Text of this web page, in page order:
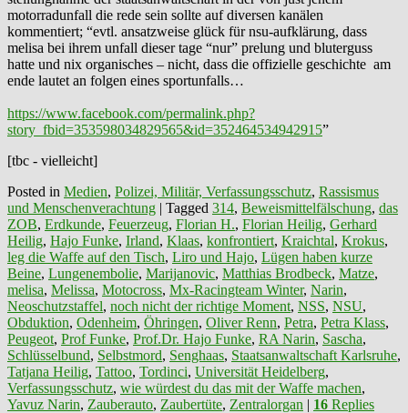
motorradunfall die rede sein sollte auf diversen kanälen
kommentiert; “evtl. ansatzweise glück für nsu-aufklärung, dass
melisa bei ihrem unfall dieser tage “nur” prelung und bluterguss
hatte und nix organisches – nicht, dass die offizielle geschichte am
ende lautet an folgen eines sportunfalls…
https://www.facebook.com/permalink.php?
story_fbid=353598034829565&id=352464534942915”
[tbc - vielleicht]
Posted in Medien, Polizei, Militär, Verfassungsschutz, Rassismus
und Menschenverachtung | Tagged 314, Beweismittelfälschung, das
ZOB, Erdkunde, Feuerzeug, Florian H., Florian Heilig, Gerhard
Heilig, Hajo Funke, Irland, Klaas, konfrontiert, Kraichtal, Krokus,
leg die Waffe auf den Tisch, Liro und Hajo, Lügen haben kurze
Beine, Lungenembolie, Marijanovic, Matthias Brodbeck, Matze,
melisa, Melissa, Motocross, Mx-Racingteam Winter, Narin,
Neoschutzstaffel, noch nicht der richtige Moment, NSS, NSU,
Obduktion, Odenheim, Öhringen, Oliver Renn, Petra, Petra Klass,
Peugeot, Prof Funke, Prof.Dr. Hajo Funke, RA Narin, Sascha,
Schlüsselbund, Selbstmord, Senghaas, Staatsanwaltschaft Karlsruhe,
Tatjana Heilig, Tattoo, Tordinci, Universität Heidelberg,
Verfassungsschutz, wie würdest du das mit der Waffe machen,
Yavuz Narin, Zauberauto, Zaubertüte, Zentralorgan | 16 Replies